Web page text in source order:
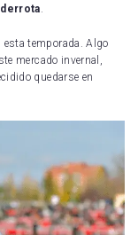
.
esta temporada. Algo
mercado invernal,
quedarse en